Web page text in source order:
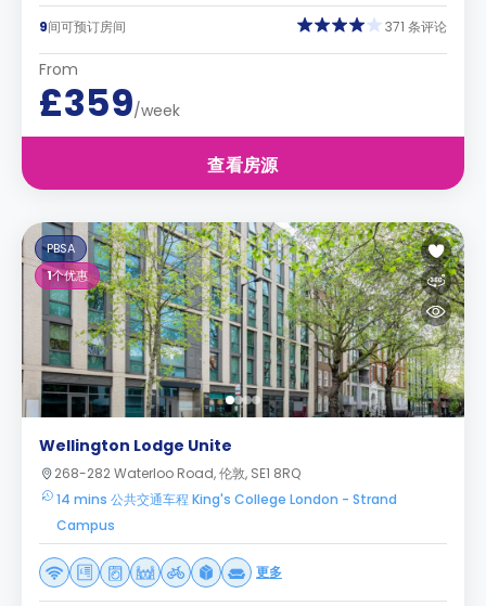
9间可预订房间 371 条评论
From
£359/week
查看房源
PBSA
1个优惠
Wellington Lodge Unite
268-282 Waterloo Road, 伦敦, SE1 8RQ
14 mins 公共交通车程 King's College London - Strand
Campus
更多